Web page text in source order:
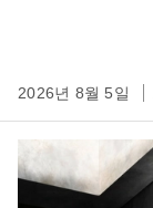
2026년 8월 5일